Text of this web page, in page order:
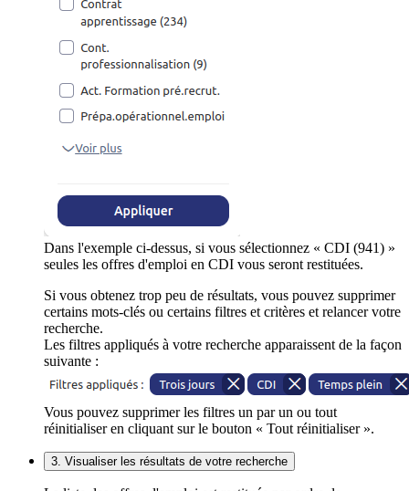
Dans l'exemple ci-dessus, si vous sélectionnez « CDI (941) »
seules les offres d'emploi en CDI vous seront restituées.
Si vous obtenez trop peu de résultats, vous pouvez supprimer
certains mots-clés ou certains filtres et critères et relancer votre
recherche.
Les filtres appliqués à votre recherche apparaissent de la façon
suivante :
Vous pouvez supprimer les filtres un par un ou tout
réinitialiser en cliquant sur le bouton « Tout réinitialiser ».
3. Visualiser les résultats de votre recherche